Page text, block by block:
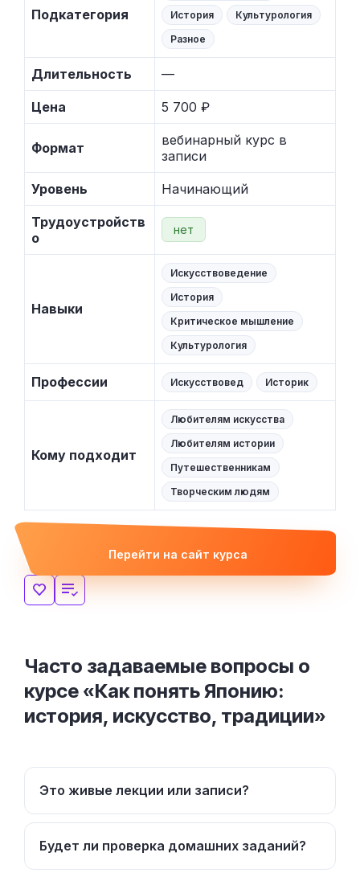
Подкатегория
История
Культурология
Разное
Длительность —
Цена 5 700 ₽
Формат
вебинарный курс в
записи
Уровень Начинающий
Трудоустройств
о
нет
Навыки
Искусствоведение
История
Критическое мышление
Культурология
Профессии Искусствовед Историк
Кому подходит
Любителям искусства
Любителям истории
Путешественникам
Творческим людям
Перейти на сайт курса
Часто задаваемые вопросы о
курсе «Как понять Японию:
история, искусство, традиции»
Это живые лекции или записи?
Будет ли проверка домашних заданий?